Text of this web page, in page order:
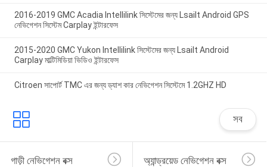
2016-2019 GMC Acadia Intellilink সিস্টেমের জন্য Lsailt Android GPS
নেভিগেশন সিস্টেম Carplay ইন্টারফেস
2015-2020 GMC Yukon Intellilink সিস্টেমের জন্য Lsailt Android
Carplay মাল্টিমিডিয়া ভিডিও ইন্টারফেস
Citroen সাপোর্ট TMC এর জন্য ড্যাশ কার নেভিগেশন সিস্টেমে 1.2GHZ HD
সব
গাড়ী নেভিগেশন বক্স অ্যান্ড্রয়েড নেভিগেশন বক্স